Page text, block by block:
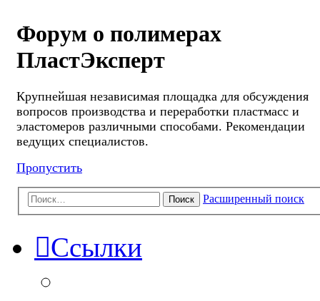
Форум о полимерах
ПластЭксперт
Крупнейшая независимая площадка для обсуждения
вопросов производства и переработки пластмасс и
эластомеров различными способами. Рекомендации
ведущих специалистов.
Пропустить
Поиск Расширенный поиск
Ссылки